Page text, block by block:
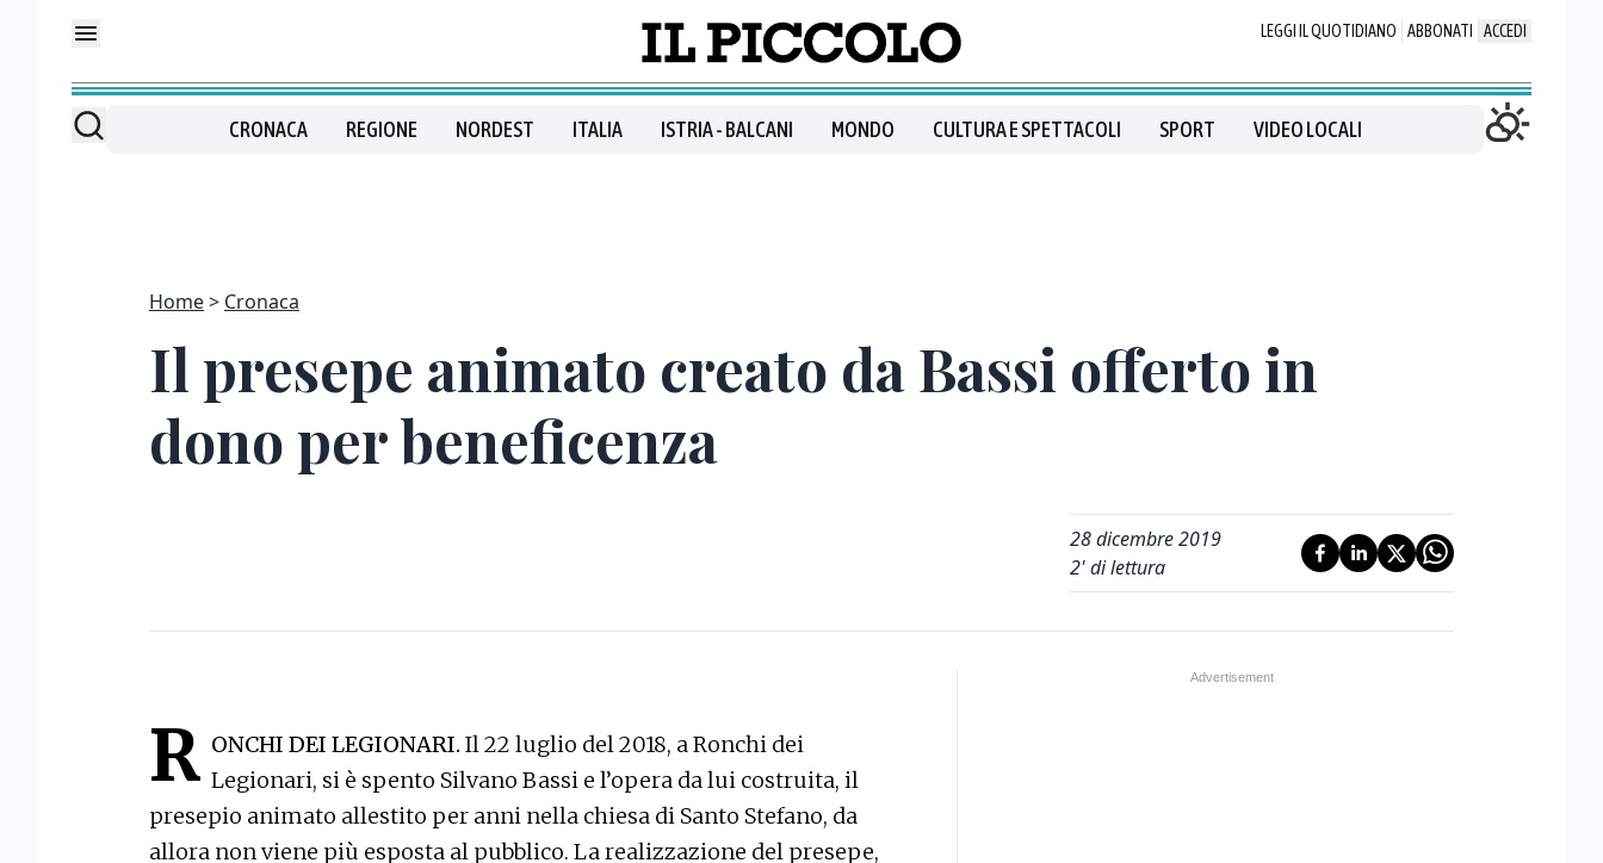
LEGGI IL QUOTIDIANO ABBONATI ACCEDI
CRONACA REGIONE NORDEST ITALIA ISTRIA - BALCANI MONDO CULTURA E SPETTACOLI SPORT VIDEO LOCALI
Home Cronaca
Il presepe animato creato da Bassi offerto in
dono per beneficenza
28 dicembre 2019
2' di lettura
R ONCHI DEI LEGIONARI. Il 22 luglio del 2018, a Ronchi dei
Legionari, si è spento Silvano Bassi e l’opera da lui costruita, il
presepio animato allestito per anni nella chiesa di Santo Stefano, da
allora non viene più esposta al pubblico. La realizzazione del presepe,